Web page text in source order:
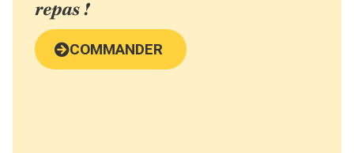
repas !
COMMANDER